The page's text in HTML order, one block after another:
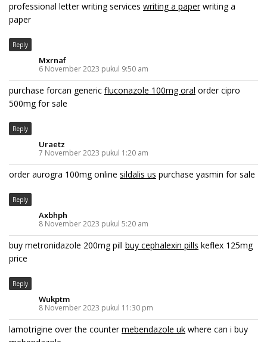
professional letter writing services writing a paperwriting a
paper
Reply
Mxrnaf
6 November 2023 pukul 9:50 am
purchase forcan generic fluconazole 100mg oral order cipro
500mg for sale
Reply
Uraetz
7 November 2023 pukul 1:20 am
order aurogra 100mg online sildalis us purchase yasmin for sale
Reply
Axbhph
8 November 2023 pukul 5:20 am
buy metronidazole 200mg pill buy cephalexin pills keflex 125mg
price
Reply
Wukptm
8 November 2023 pukul 11:30 pm
lamotrigine over the countermebendazole uk where can i buy